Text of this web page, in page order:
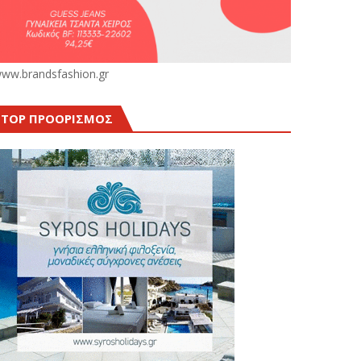
TOP ΠΡΟΟΡΙΣΜΟΣ